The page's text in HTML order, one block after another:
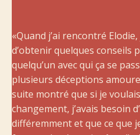
«Quand j’ai rencontré
d’obtenir quelques conseils
quelqu’un avec qui ça se
plusieurs déceptions
suite montré que si je
changement, j’avais besoin
différemment et que ce que